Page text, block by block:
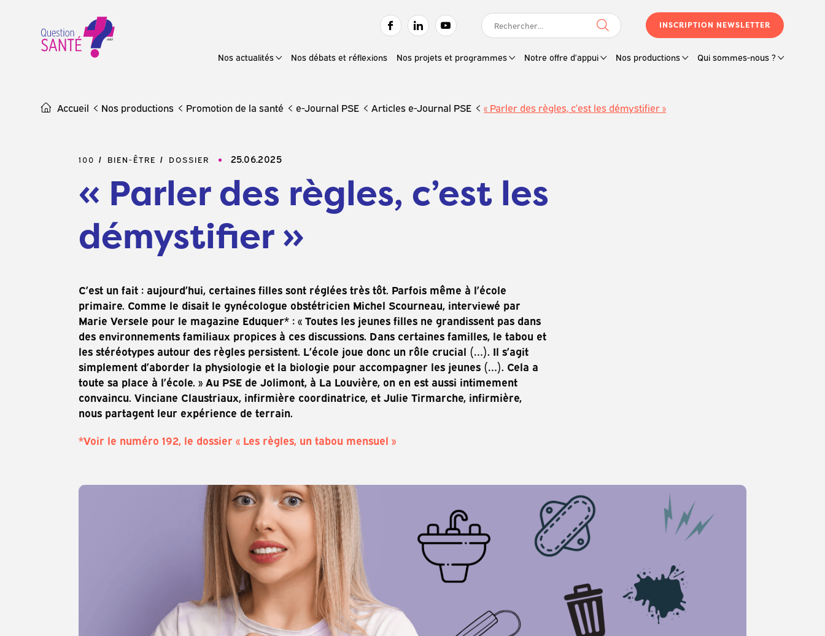
RECHERCHER :
INSCRIPTION NEWSLETTER
Nos actualités Nos débats et réflexions Nos projets et programmes Notre offre d’appui Nos productions Qui sommes-nous ?
Accueil Nos productions Promotion de la santé e-Journal PSE Articles e-Journal PSE « Parler des règles, c’est les démystifier »
100 BIEN-ÊTRE DOSSIER 25.06.2025
« Parler des règles, c’est les
démystifier »
C’est un fait : aujourd’hui, certaines filles sont réglées très tôt. Parfois même à l’école
primaire. Comme le disait le gynécologue obstétricien Michel Scourneau, interviewé par
Marie Versele pour le magazine Eduquer* : « Toutes les jeunes filles ne grandissent pas dans
des environnements familiaux propices à ces discussions. Dans certaines familles, le tabou et
les stéréotypes autour des règles persistent. L’école joue donc un rôle crucial (…). Il s’agit
simplement d’aborder la physiologie et la biologie pour accompagner les jeunes (…). Cela a
toute sa place à l’école. » Au PSE de Jolimont, à La Louvière, on en est aussi intimement
convaincu. Vinciane Claustriaux, infirmière coordinatrice, et Julie Tirmarche, infirmière,
nous partagent leur expérience de terrain.
*Voir le numéro 192, le dossier « Les règles, un tabou mensuel »